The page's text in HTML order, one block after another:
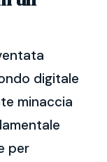
digitale
minaccia
per